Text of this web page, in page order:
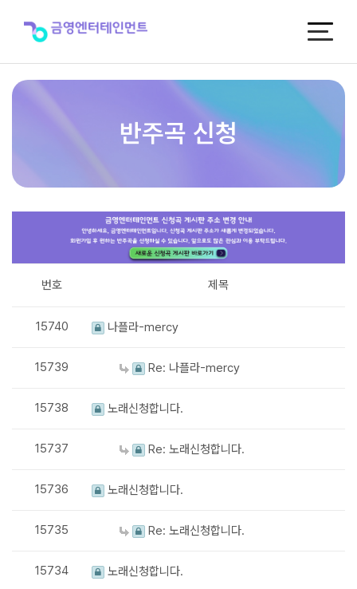
반주곡 신청
번호 제목
15740 나플라-mercy
15739 Re: 나플라-mercy
15738 노래신청합니다.
15737 Re: 노래신청합니다.
15736 노래신청합니다.
15735 Re: 노래신청합니다.
15734 노래신청합니다.